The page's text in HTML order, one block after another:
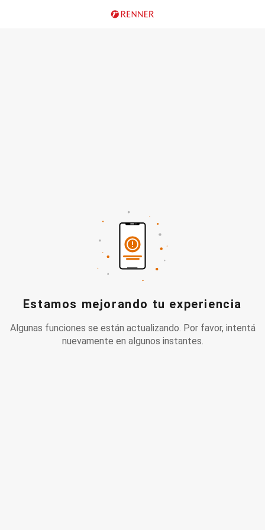
Estamos mejorando tu experiencia
Algunas funciones se están actualizando. Por favor, intentá
nuevamente en algunos instantes.